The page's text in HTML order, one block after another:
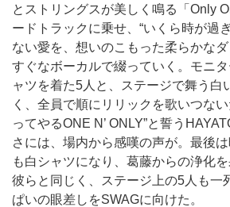
とストリングスが美しく鳴る「Only
ードトラックに乗せ、“いくら時が過
ない愛を、想いのこもった柔らかな
すぐなボーカルで綴っていく。モニ
ャツを着た5人と、ステージで舞う白
く、全員で順にリリックを歌いつな
ってやるONE N’ ONLY”と誓う
さには、場内から感嘆の声が。最後
も白シャツになり、葛藤からの浄化
彼らと同じく、ステージ上の5人も一
ぱいの眼差しをSWAGに向けた。